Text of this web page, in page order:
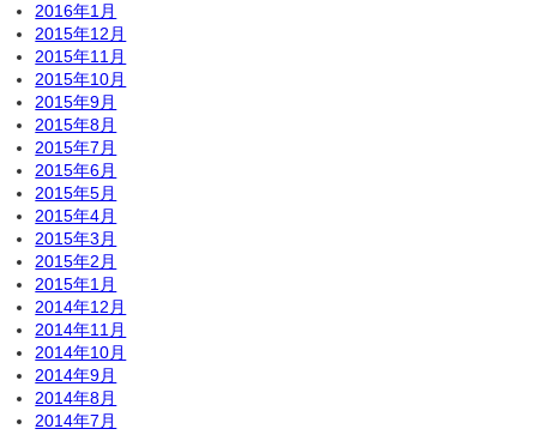
2016年1月
2015年12月
2015年11月
2015年10月
2015年9月
2015年8月
2015年7月
2015年6月
2015年5月
2015年4月
2015年3月
2015年2月
2015年1月
2014年12月
2014年11月
2014年10月
2014年9月
2014年8月
2014年7月